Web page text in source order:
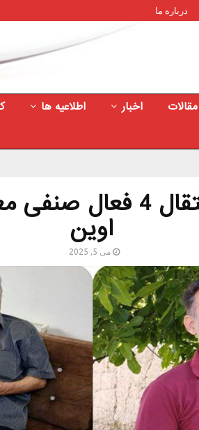
درباره ما
مقالات اخبار اطلاعیه ها
بازداشت و انتقال 4
اوین
می 5, 2025